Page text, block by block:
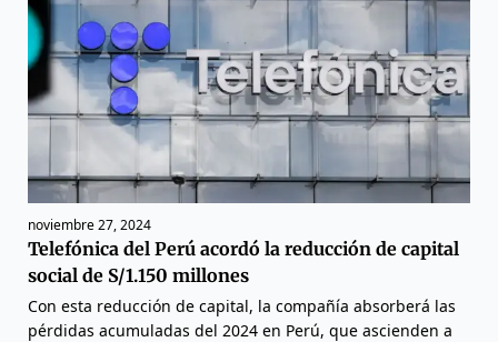
noviembre 27, 2024
Telefónica del Perú acordó la reducción de capital
social de S/1.150 millones
Con esta reducción de capital, la compañía absorberá las
pérdidas acumuladas del 2024 en Perú, que ascienden a